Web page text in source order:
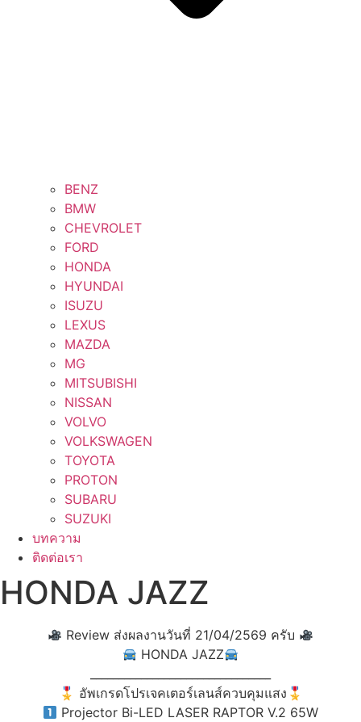
BENZ
BMW
CHEVROLET
FORD
HONDA
HYUNDAI
ISUZU
LEXUS
MAZDA
MG
MITSUBISHI
NISSAN
VOLVO
VOLKSWAGEN
TOYOTA
PROTON
SUBARU
SUZUKI
บทความ
ติดต่อเรา
HONDA JAZZ
Review ส่งผลงานวันที่ 21/04/2569 ครับ
HONDA JAZZ
🎖 อัพเกรดโปรเจคเตอร์เลนส์ควบคุมแสง🎖
Projector Bi-LED LASER RAPTOR V.2 65W